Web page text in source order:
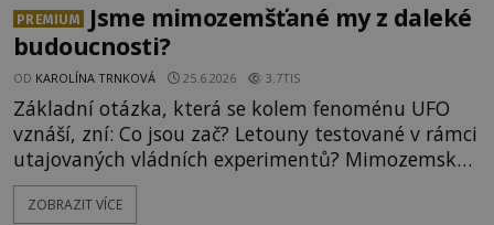
PREMIUM
Jsme mimozemšťané my z daleké
budoucnosti?
OD KAROLÍNA TRNKOVÁ 25.6.2026 3.7TIS
Základní otázka, která se kolem fenoménu UFO
vznáší, zní: Co jsou zač? Letouny testované v rámci
utajovaných vládních experimentů? Mimozemské
vesmírné lodě plnící na Zemi nám neznámý úkol?
Skokani mezi dimenzemi, putující po mostech
ZOBRAZIT VÍCE